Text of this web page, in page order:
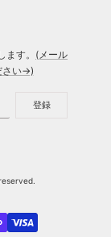
す。 (メール
さい→)
登録